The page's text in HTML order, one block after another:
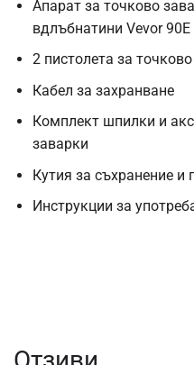
Апарат за точково
вдлъбнатини Vevor 90E
2 пистолета за
Кабел за захранване
Комплект шпилки и
заварки
Кутия за съхранение и
Инструкции за